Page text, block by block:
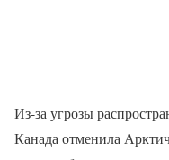
Из-за угрозы
Канада отменила